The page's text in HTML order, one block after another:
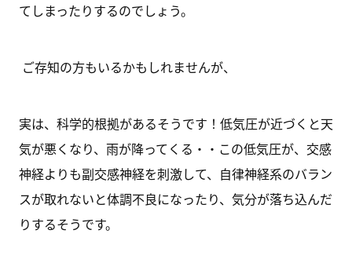
てしまったりするのでしょう。
ご存知の方もいるかもしれませんが、
実は、科学的根拠があるそうです！低気圧が近づくと天
気が悪くなり、雨が降ってくる・・この低気圧が、交感
神経よりも副交感神経を刺激して、自律神経系のバラン
スが取れないと体調不良になったり、気分が落ち込んだ
りするそうです。